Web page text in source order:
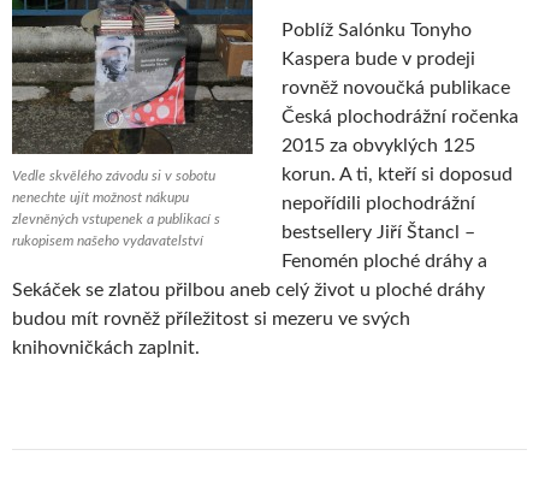
Vedle skvělého závodu si v sobotu
nenechte ujít možnost nákupu
zlevněných vstupenek a publikací s
rukopisem našeho vydavatelství
Poblíž Salónku Tonyho
Kaspera bude v prodeji
rovněž novoučká publikace
Česká plochodrážní ročenka
2015 za obvyklých 125
korun. A ti, kteří si doposud
nepořídili plochodrážní
bestsellery Jiří Štancl –
Fenomén ploché dráhy a
Sekáček se zlatou přilbou aneb celý život u ploché dráhy
budou mít rovněž příležitost si mezeru ve svých
knihovničkách zaplnit.